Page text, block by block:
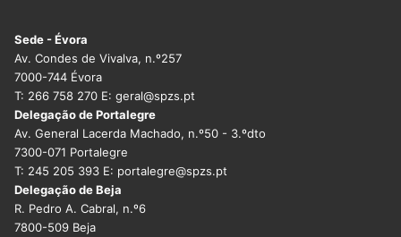
Área de Sócios
Revista Intervir
Contactos
Sede - Évora
Av. Condes de Vivalva, n.º257
7000-744 Évora
T: 266 758 270 E: geral@spzs.pt
Delegação de Portalegre
Av. General Lacerda Machado, n.º50 - 3.ºdto
7300-071 Portalegre
T: 245 205 393 E: portalegre@spzs.pt
Delegação de Beja
R. Pedro A. Cabral, n.º6
7800-509 Beja